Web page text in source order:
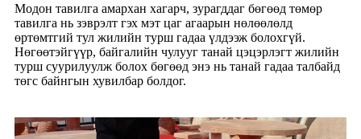
Модон тавилга амархан хагарч, зурагддаг бөгөөд төмөр
тавилга нь зэврэлт гэх мэт цаг агаарын нөлөөлөлд
өртөмтгий тул жилийн турш гадаа үлдээж болохгүй.
Нөгөөтэйгүүр, байгалийн чулууг танай цэцэрлэгт жилийн
турш суурилуулж болох бөгөөд энэ нь танай гадаа талбайд
төгс байнгын хувилбар болдог.